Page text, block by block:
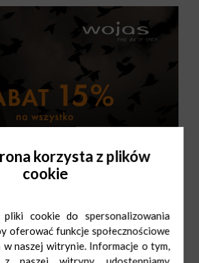
korzysta z plików
cookie
pliki cookie do spersonalizowania
oferować funkcje społecznościowe
w naszej witrynie. Informacje o tym,